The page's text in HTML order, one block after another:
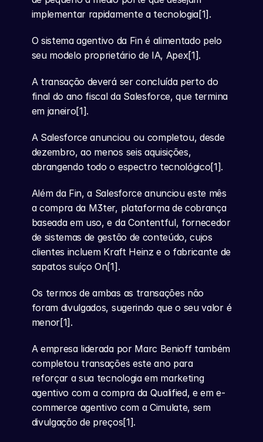
implementar rapidamente a tecnologia[1].
O sistema agentivo da Fin é alimentado pelo
seu modelo proprietário de IA, Apex[1].
A transação deverá ser concluída perto do
final do ano fiscal da Salesforce, que termina
em janeiro[1].
A Salesforce anunciou ou completou, desde
dezembro, ao menos seis aquisições,
abrangendo todo o espectro tecnológico[1].
Além da Fin, a Salesforce anunciou este mês
a compra da M3ter, plataforma de cobrança
baseada em uso, e da Contentful, fornecedor
de sistemas de gestão de conteúdo, cujos
clientes incluem Kraft Heinz e o fabricante de
sapatos suíço On[1].
Os termos de ambas as transações não
foram divulgados, sugerindo que o seu valor é
menor[1].
A empresa liderada por Marc Benioff também
completou transações este ano para
reforçar a sua tecnologia em marketing
agentivo com a compra da Qualified, e em e-
commerce agentivo com a Cimulate, sem
divulgação de preços[1].